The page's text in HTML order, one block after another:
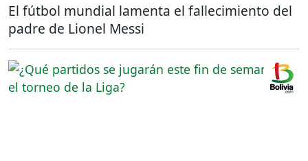
El fútbol mundial lamenta el fallecimiento del
padre de Lionel Messi